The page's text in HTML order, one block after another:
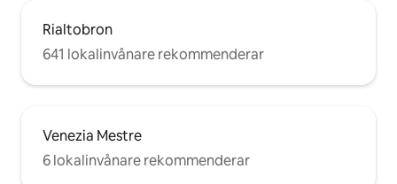
Rialtobron
641 lokalinvånare rekommenderar
Venezia Mestre
6 lokalinvånare rekommenderar